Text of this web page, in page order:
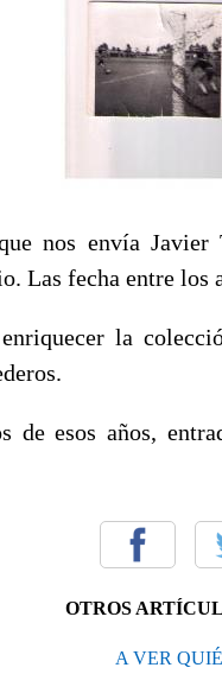
nos envía
Las fecha entre los
la
de esos años,
OTROS
A VER